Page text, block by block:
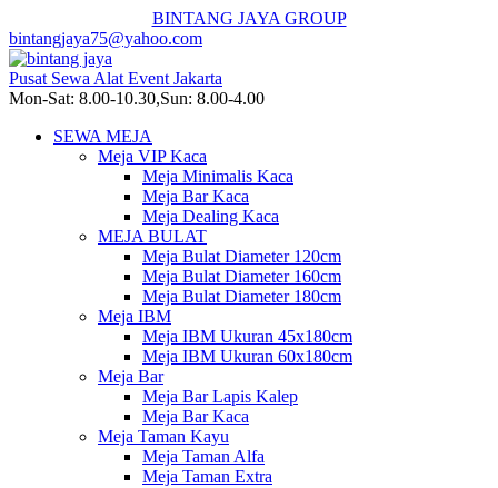
BINTANG JAYA GROUP
bintangjaya75@yahoo.com
Pusat Sewa Alat Event Jakarta
Mon-Sat: 8.00-10.30,Sun: 8.00-4.00
SEWA MEJA
Meja VIP Kaca
Meja Minimalis Kaca
Meja Bar Kaca
Meja Dealing Kaca
MEJA BULAT
Meja Bulat Diameter 120cm
Meja Bulat Diameter 160cm
Meja Bulat Diameter 180cm
Meja IBM
Meja IBM Ukuran 45x180cm
Meja IBM Ukuran 60x180cm
Meja Bar
Meja Bar Lapis Kalep
Meja Bar Kaca
Meja Taman Kayu
Meja Taman Alfa
Meja Taman Extra